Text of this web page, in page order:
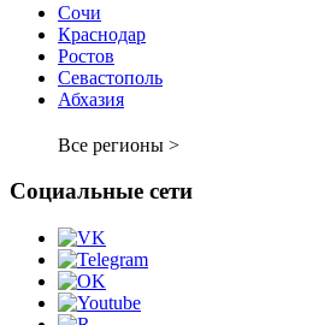
Сочи
Краснодар
Ростов
Севастополь
Абхазия
Все регионы >
Социальные сети